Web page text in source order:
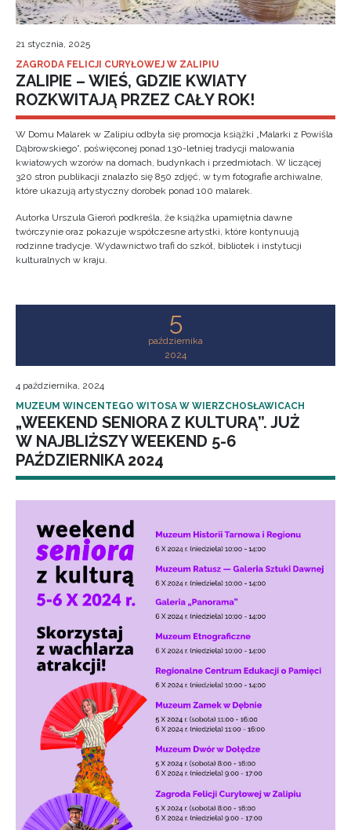
21 stycznia, 2025
ZAGRODA FELICJI CURYŁOWEJ W ZALIPIU
ZALIPIE – WIEŚ, GDZIE KWIATY
ROZKWITAJĄ PRZEZ CAŁY ROK!
W Domu Malarek w Zalipiu odbyła się promocja książki „Malarki z Powiśla
Dąbrowskiego”, poświęconej ponad 130-letniej tradycji malowania
kwiatowych wzorów na domach, budynkach i przedmiotach. W liczącej
320 stron publikacji znalazło się 850 zdjęć, w tym fotografie archiwalne,
które ukazują artystyczny dorobek ponad 100 malarek.
Autorka Urszula Gieroń podkreśla, że książka upamiętnia dawne
twórczynie oraz pokazuje współczesne artystki, które kontynuują
rodzinne tradycje. Wydawnictwo trafi do szkół, bibliotek i instytucji
kulturalnych w kraju.
5
października
2024
4 października, 2024
MUZEUM WINCENTEGO WITOSA W WIERZCHOSŁAWICACH
„WEEKEND SENIORA Z KULTURĄ”. JUŻ
W NAJBLIŻSZY WEEKEND 5-6
PAŹDZIERNIKA 2024